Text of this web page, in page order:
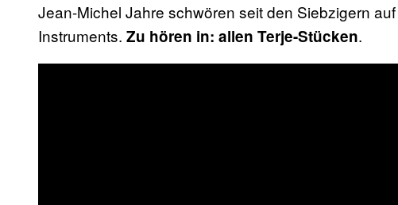
Jean-Michel Jahre schwören seit den Siebzigern
Instruments. Zu hören in: allen Terje-Stücken.